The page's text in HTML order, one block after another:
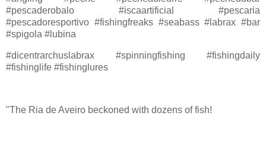
#pescaderobalo #iscaartificial #pescaria
#pescadoresportivo #fishingfreaks #seabass #labrax #bar
#spigola #lubina
#dicentrarchuslabrax #spinningfishing #fishingdaily
#fishinglife #fishinglures
"The Ria de Aveiro beckoned with dozens of fish!